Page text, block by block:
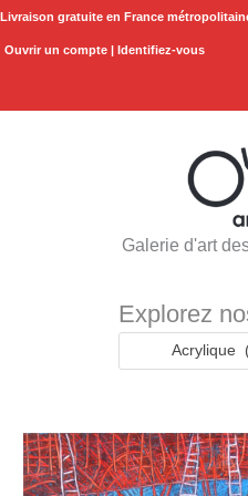
Aller
Livraison gratuite en France
Ouvrir un compte | Identifiez-vous
Galerie d'art
Explorez
Acrylique
quantité
de